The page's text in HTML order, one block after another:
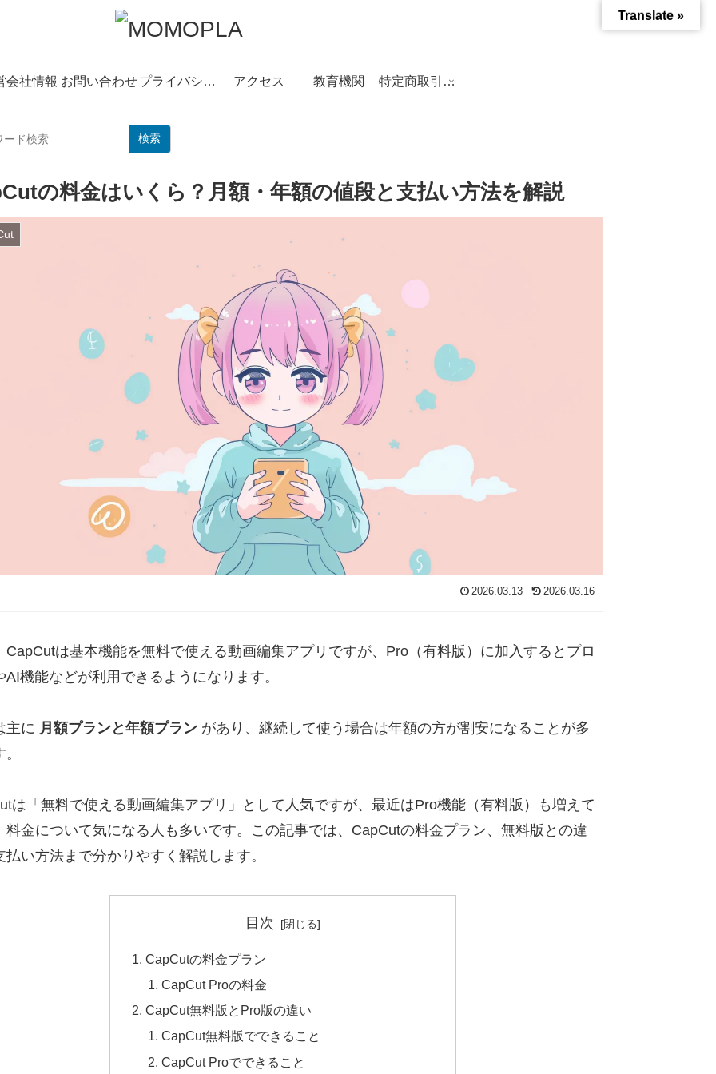
会社情報 お問い合わせ プライバシーポリシー アクセス 教育機関 特定商取引法に基づく表記
検索
の料金はいくら？月額・年額の値段と支払い方法を解説
2026.03.13 2026.03.16
CapCutは基本機能を無料で使える動画編集アプリですが、Pro（有料版）に加入するとプロ
AI機能などが利用できるようになります。
主に 月額プランと年額プラン があり、継続して使う場合は年額の方が割安になることが多
は「無料で使える動画編集アプリ」として人気ですが、最近はPro機能（有料版）も増えて
料金について気になる人も多いです。この記事では、CapCutの料金プラン、無料版との違
払い方法まで分かりやすく解説します。
目次
CapCutの料金プラン
CapCut Proの料金
CapCut無料版とPro版の違い
CapCut無料版でできること
CapCut Proでできること
Translate »